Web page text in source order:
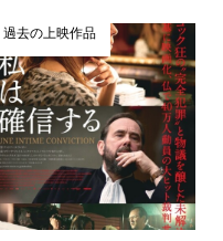
過去の上映作品